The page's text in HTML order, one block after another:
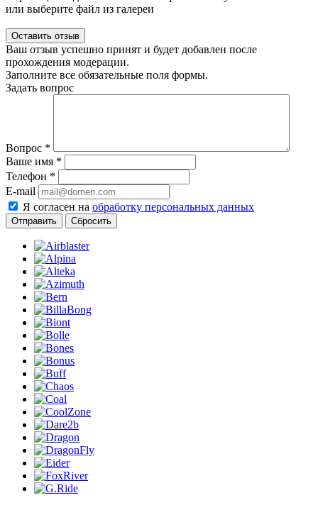
или выберите файл из галереи
Ваш отзыв успешно принят и будет добавлен после
прохождения модерации.
Заполните все обязательные поля формы.
Задать вопрос
Вопрос *
Ваше имя *
Телефон *
E-mail
Я согласен на обработку персональных данных
Сбросить